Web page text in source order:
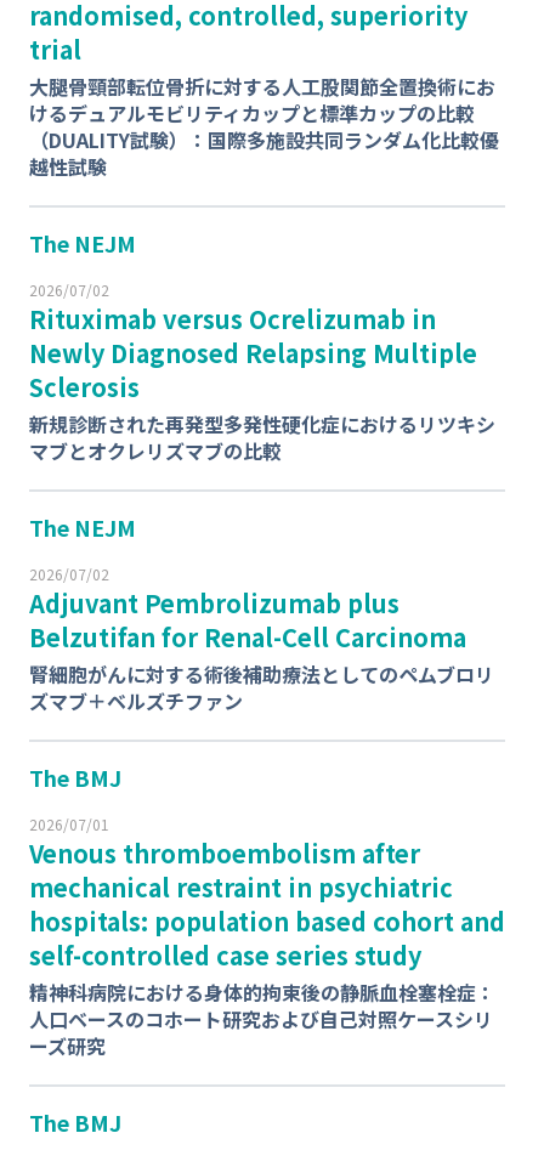
randomised, controlled, superiority
trial
大腿骨頸部転位骨折に対する人工股関節全置換術にお
けるデュアルモビリティカップと標準カップの比較
（DUALITY試験）：国際多施設共同ランダム化比較優
越性試験
The NEJM
2026/07/02
Rituximab versus Ocrelizumab in
Newly Diagnosed Relapsing Multiple
Sclerosis
新規診断された再発型多発性硬化症におけるリツキシ
マブとオクレリズマブの比較
The NEJM
2026/07/02
Adjuvant Pembrolizumab plus
Belzutifan for Renal-Cell Carcinoma
腎細胞がんに対する術後補助療法としてのペムブロリ
ズマブ＋ベルズチファン
The BMJ
2026/07/01
Venous thromboembolism after
mechanical restraint in psychiatric
hospitals: population based cohort and
self-controlled case series study
精神科病院における身体的拘束後の静脈血栓塞栓症：
人口ベースのコホート研究および自己対照ケースシリ
ーズ研究
The BMJ